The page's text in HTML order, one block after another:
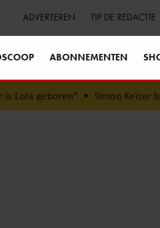
ADVERTEREN TIP DE REDACTIE
ABONNEMENTEN
geboren”•Simon Keizer